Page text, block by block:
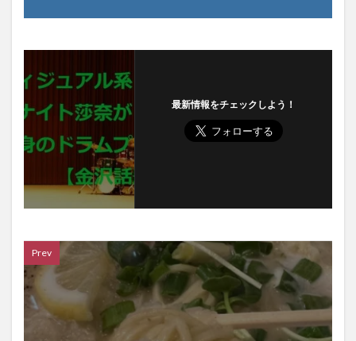
最新情報をチェックしよう！
Prev